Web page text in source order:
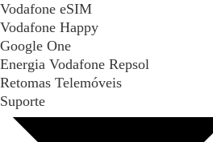
Vodafone eSIM
Vodafone Happy
Google One
Energia Vodafone Repsol
Retomas Telemóveis
Suporte